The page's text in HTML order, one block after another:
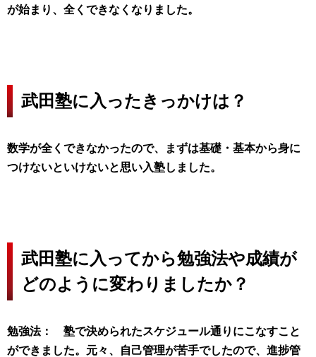
が始まり、全くできなくなりました。
武田塾に入ったきっかけは？
数学が全くできなかったので、まずは基礎・基本から身に
つけないといけないと思い入塾しました。
武田塾に入ってから勉強法や成績が
どのように変わりましたか？
勉強法： 塾で決められたスケジュール通りにこなすこと
ができました。元々、自己管理が苦手でしたので、進捗管